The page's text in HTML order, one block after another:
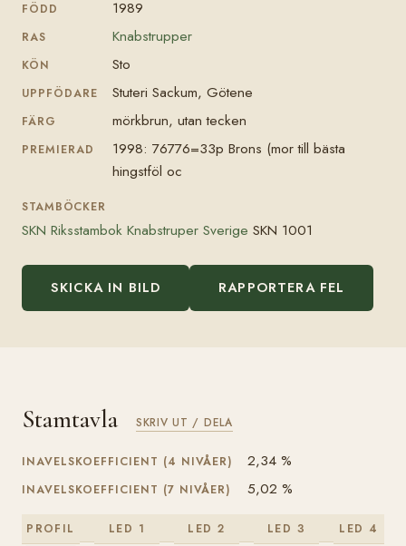
FÖDD 1989
RAS Knabstrupper
KÖN Sto
UPPFÖDARE Stuteri Sackum, Götene
FÄRG mörkbrun, utan tecken
PREMIERAD
1998: 76776=33p Brons (mor till bästa
hingstföl oc
STAMBÖCKER
SKN Riksstambok Knabstruper Sverige SKN 1001
SKICKA IN BILD RAPPORTERA FEL
Stamtavla SKRIV UT / DELA
INAVELSKOEFFICIENT (4 NIVÅER) 2,34 %
INAVELSKOEFFICIENT (7 NIVÅER) 5,02 %
PROFIL LED 1 LED 2 LED 3 LED 4